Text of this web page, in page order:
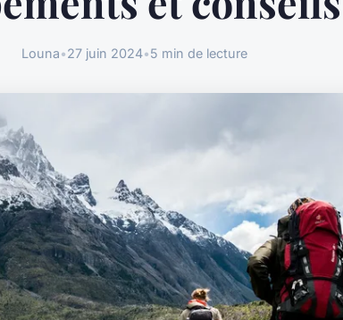
Louna•27 juin 2024•5 min de lecture